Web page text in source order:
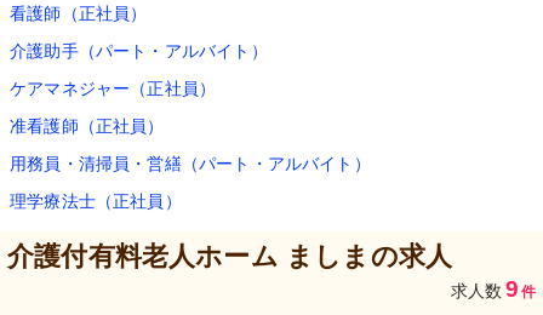
看護師（正社員）
介護助手（パート・アルバイト）
ケアマネジャー（正社員）
准看護師（正社員）
用務員・清掃員・営繕（パート・アルバイト）
理学療法士（正社員）
介護付有料老人ホーム ましま の求人
求人数 9 件